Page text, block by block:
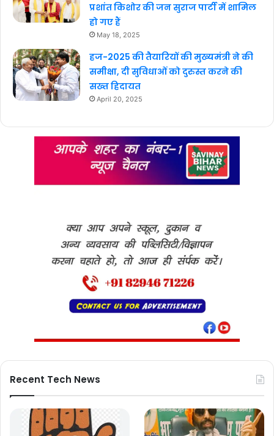
प्रशांत किशोर की जन सुराज पार्टी में शामिल
हो गए हैं
May 18, 2025
हज-2025 की तैयारियों की मुख्यमंत्री ने की
समीक्षा, दी सुविधाओं को दुरुस्त करने की
सख्त हिदायत
April 20, 2025
Recent Tech News